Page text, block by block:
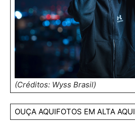
(Créditos: Wyss Brasil)
OUÇA AQUIFOTOS EM ALTA AQUI